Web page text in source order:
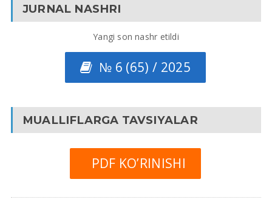
JURNAL NASHRI
Yangi son nashr etildi
№ 6 (65) / 2025
MUALLIFLARGA TAVSIYALAR
PDF KO’RINISHI